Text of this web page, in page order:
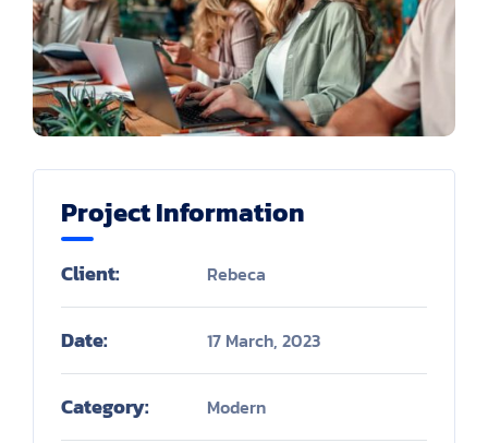
Project Information
Client: Rebeca
Date: 17 March, 2023
Category: Modern